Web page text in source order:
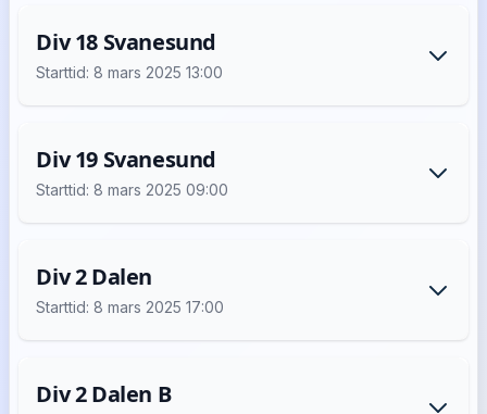
Div 18 Svanesund
Starttid: 8 mars 2025 13:00
Div 19 Svanesund
Starttid: 8 mars 2025 09:00
Div 2 Dalen
Starttid: 8 mars 2025 17:00
Div 2 Dalen B